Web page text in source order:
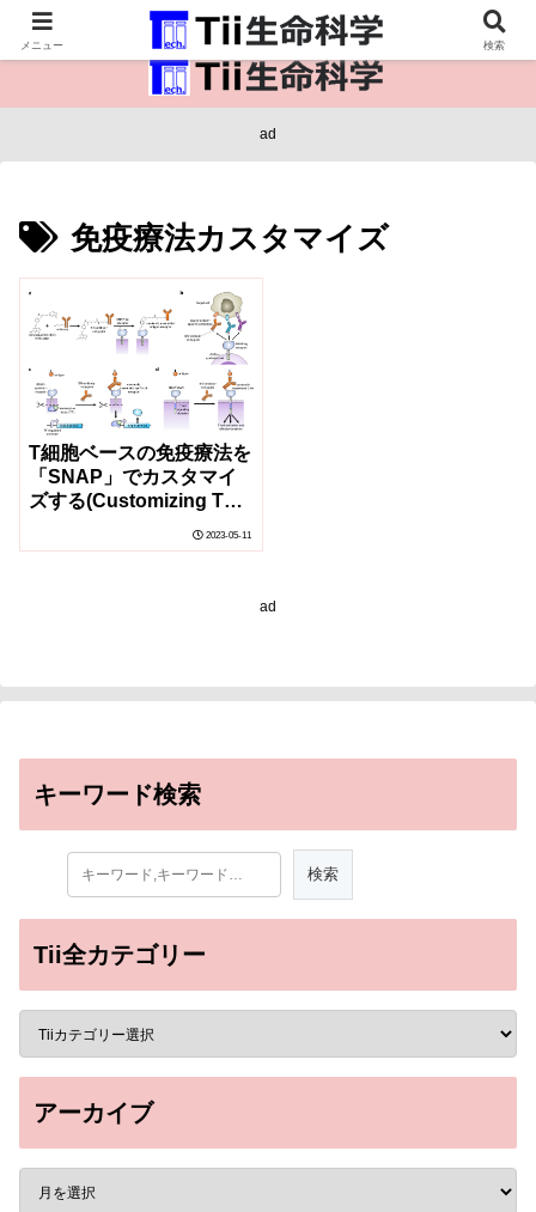
医療保健・生命・生物の情報インフラ。
ad
免疫療法カスタマイズ
T細胞ベースの免疫療法を
「SNAP」でカスタマイ
ズする(Customizing T
Immunotherapies in a
2023-05-11
ad
キーワード検索
Tii全カテゴリー
アーカイブ
メニュー 検索